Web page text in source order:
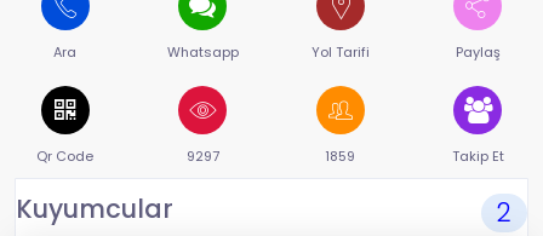
Ara Whatsapp Yol Tarifi Paylaş
Qr Code 9297 1859 Takip Et
Kuyumcular 2